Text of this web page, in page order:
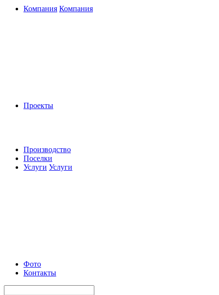
Компания Компания
Проекты
Производство
Поселки
Услуги Услуги
Фото
Контакты